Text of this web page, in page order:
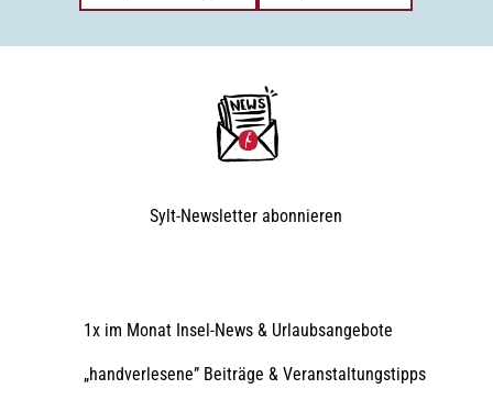
Sylt-Newsletter abonnieren
1x im Monat Insel-News & Urlaubsangebote
„handverlesene” Beiträge & Veranstaltungstipps